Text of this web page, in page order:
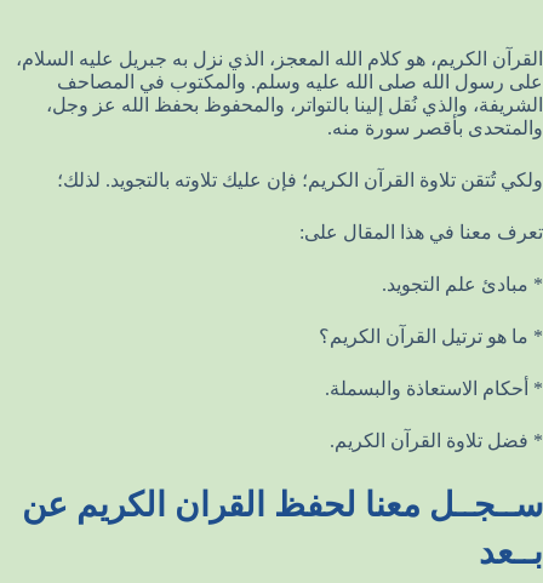
القرآن الكريم، هو كلام الله المعجز، الذي نزل به جبريل عليه السلام،
على رسول الله صلى الله عليه وسلم. والمكتوب في المصاحف
الشريفة، والذي نُقل إلينا بالتواتر، والمحفوظ بحفظ الله عز وجل،
والمتحدى بأقصر سورة منه.
ولكي تُتقن تلاوة القرآن الكريم؛ فإن عليك تلاوته بالتجويد. لذلك؛
تعرف معنا في هذا المقال على:
* مبادئ علم التجويد.
* ما هو ترتيل القرآن الكريم؟
* أحكام الاستعاذة والبسملة.
* فضل تلاوة القرآن الكريم.
ســجــل معنا لحفظ القران الكريم عن
بــعد